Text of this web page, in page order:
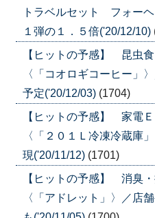
トラベルセット フォー
１弾の１．５倍('20/12/10)
【ヒットの予感】 昆虫
〈「コオロギコーヒー」
予定('20/12/03) (1704)
【ヒットの予感】 家電
〈「２０１Ｌ冷凍冷蔵庫
現('20/11/12) (1701)
【ヒットの予感】 消臭
〈「アドレット」〉／店